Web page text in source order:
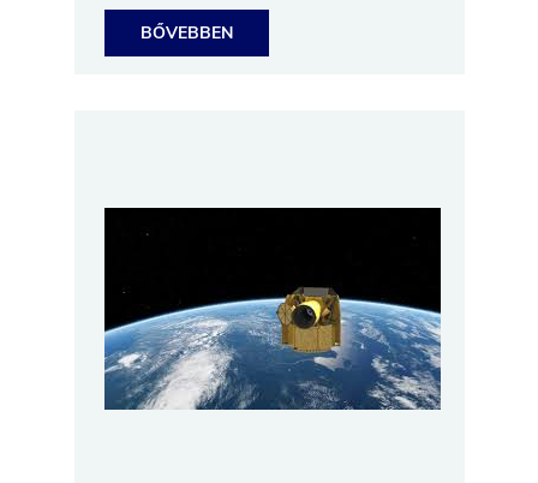
BŐVEBBEN